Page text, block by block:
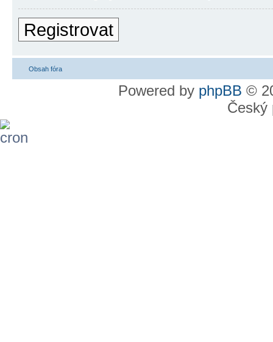
Registrovat
Obsah fóra
Powered by phpBB ©